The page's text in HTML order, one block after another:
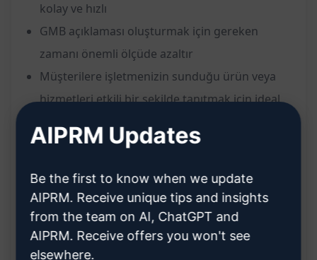
kolay ve hızlı
GMB açıklaması oluşturmak için gereken
zamanı önemli ölçüde azaltır
Müşterilere işletmenizin sunduğu ürün veya
hizmetleri etkili bir şekilde tanıtmak için ideal
Potansiyel müşterileri çekmek ve işletmenizin
yol sağlar
Faydalar:
Hızlı ve etkili GMB açıklamaları oluşturma
AIPRM Updates
Be the first to know when we update
AIPRM. Receive unique tips and insights
from the team on AI, ChatGPT and
AIPRM. Receive offers you won't see
elsewhere.